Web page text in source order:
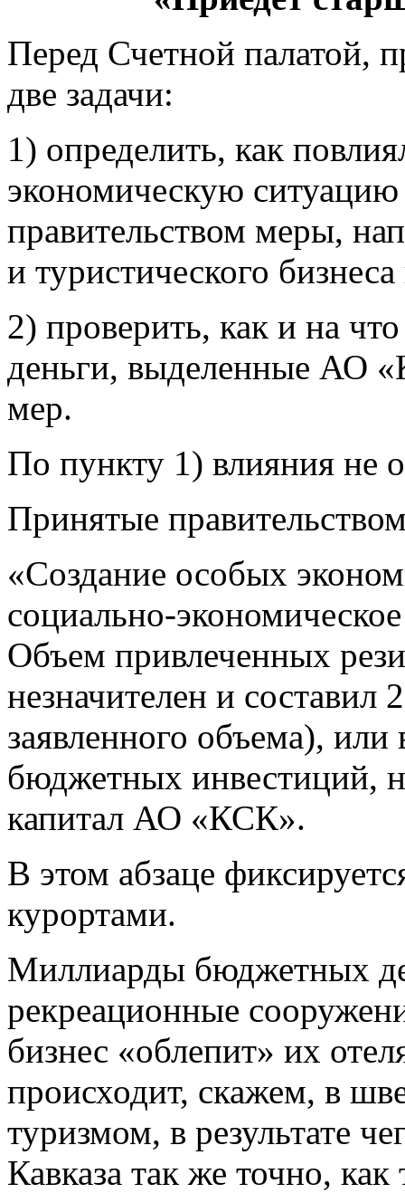
Перед Счетной палатой,
две задачи:
1) определить, как
экономическую
правительством меры,
и туристического
2) проверить, как и на
деньги, выделенные АО
мер.
По пункту 1) влияния не
Принятые
«Создание особых
социально-
Объем привлеченных
незначителен и
заявленного объема), или
бюджетных инвестиций,
капитал АО «КСК».
В этом абзаце
курортами.
Миллиарды бюджетных
рекреационные
бизнес «облепит» их
происходит, скажем, в
туризмом, в результате
Кавказа так же точно,